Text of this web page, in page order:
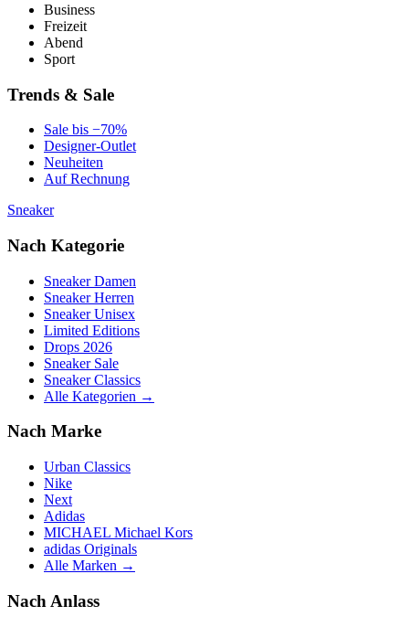
Business
Freizeit
Abend
Sport
Trends & Sale
Sale bis −70%
Designer-Outlet
Neuheiten
Auf Rechnung
Sneaker
Nach Kategorie
Sneaker Damen
Sneaker Herren
Sneaker Unisex
Limited Editions
Drops 2026
Sneaker Sale
Sneaker Classics
Alle Kategorien →
Nach Marke
Urban Classics
Nike
Next
Adidas
MICHAEL Michael Kors
adidas Originals
Alle Marken →
Nach Anlass